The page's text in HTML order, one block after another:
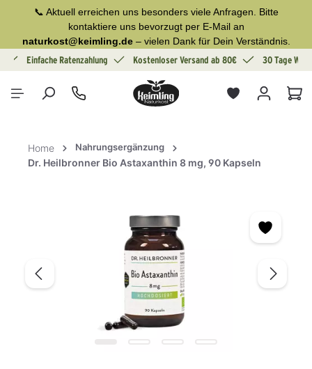
springen
📞 Aktuell erreichen uns besonders viele Anfragen. Bitte
kontaktiere uns bevorzugt per E-Mail an
naturkost@keimling.de– vielen Dank für Dein Verständnis.
Einfache Ratenzahlung Kostenloser Versand ab 80€ 30 Tage
Home Nahrungsergänzung
Dr. Heilbronner Bio Astaxanthin 8 mg, 90 Kapseln